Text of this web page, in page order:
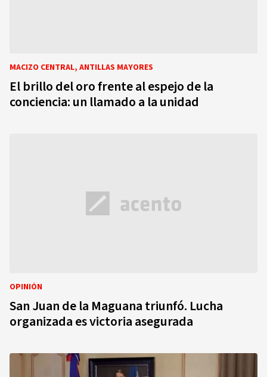
MACIZO CENTRAL, ANTILLAS MAYORES
El brillo del oro frente al espejo de la
conciencia: un llamado a la unidad
OPINIÓN
San Juan de la Maguana triunfó. Lucha
organizada es victoria asegurada